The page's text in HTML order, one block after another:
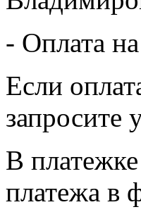
- Оплата
Если
запросите
В платежке
платежа в